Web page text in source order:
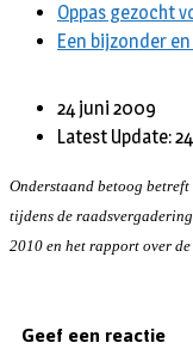
Oppas gezocht
Een bijzonder
24 juni 2009
Latest Update:
Onderstaand betoog
tijdens de
2010 en het rapport over
Geef een reactie